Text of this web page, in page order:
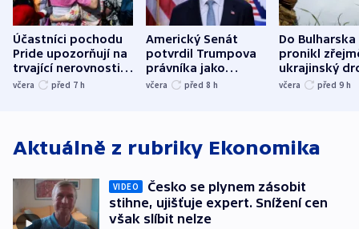
Účastníci pochodu
Pride upozorňují na
trvající nerovnosti i
společenskou
včera před 7 h
Americký Senát
potvrdil Trumpova
právníka jako
ministra
včera před 8 h
Do Bulharska
pronikl
ukrajinský
explodoval
včera před 9 h
Aktuálně z rubriky Ekonomika
VIDEO
Česko se plynem zásobit
stihne, ujišťuje expert. Snížení cen
však slíbit nelze